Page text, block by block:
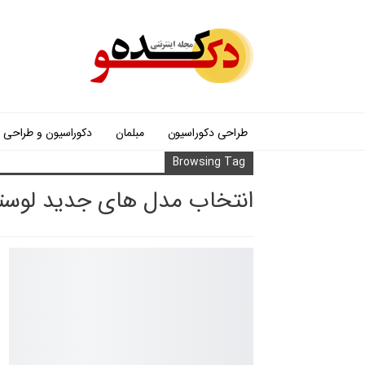
طراحی دکوراسیون مبلمان دکوراسیون و طراحی
Browsing Tag
انتخاب مدل های جدید